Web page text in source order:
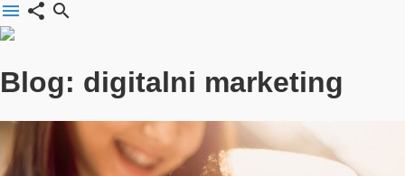
menu share search
Blog: digitalni marketing